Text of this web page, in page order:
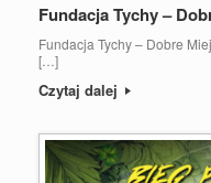
Fundacja Tychy –
Fundacja Tychy – Dobre
[…]
Czytaj dalej